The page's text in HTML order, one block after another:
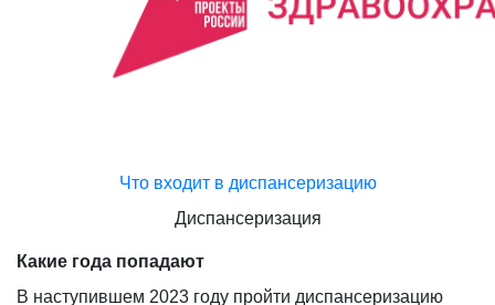
Что входит в диспансеризацию
Диспансеризация
Какие года попадают
В наступившем 2023 году пройти диспансеризацию